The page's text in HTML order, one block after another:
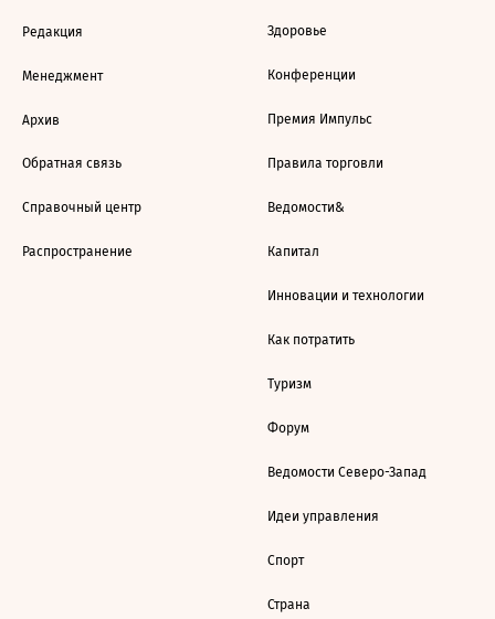
Редакция
Менеджмент
Архив
Обратная связь
Справочный центр
Распространение
Здоровье
Конференции
Премия Импульс
Правила торговли
Ведомости&
Капитал
Инновации и технологии
Как потратить
Туризм
Форум
Ведомости Северо-Запад
Идеи управления
Спорт
Страна